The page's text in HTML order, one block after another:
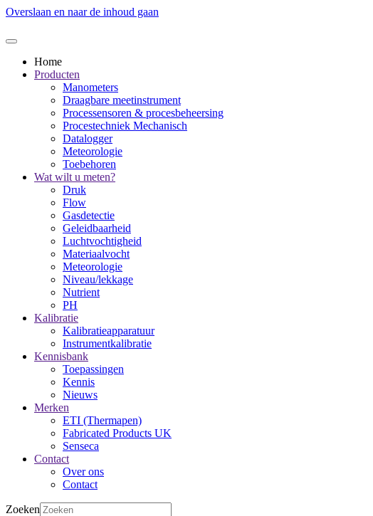
Overslaan en naar de inhoud gaan
Home
Producten
Manometers
Draagbare meetinstrument
Processensoren & procesbeheersing
Procestechniek Mechanisch
Datalogger
Meteorologie
Toebehoren
Wat wilt u meten?
Druk
Flow
Gasdetectie
Geleidbaarheid
Luchtvochtigheid
Materiaalvocht
Meteorologie
Niveau/lekkage
Nutrient
PH
Kalibratie
Kalibratieapparatuur
Instrumentkalibratie
Kennisbank
Toepassingen
Kennis
Nieuws
Merken
ETI (Thermapen)
Fabricated Products UK
Senseca
Contact
Over ons
Contact
Zoeken